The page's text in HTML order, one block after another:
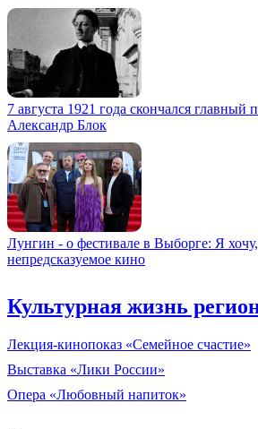
7 августа 1921 года скончался главный
Александр Блок
Лунгин - о фестивале в Выборге: Я
непредсказуемое кино
Культурная жизнь
Лекция-кинопоказ «Семейное счастие»
Выставка «Лики России»
Опера «Любовный напиток»